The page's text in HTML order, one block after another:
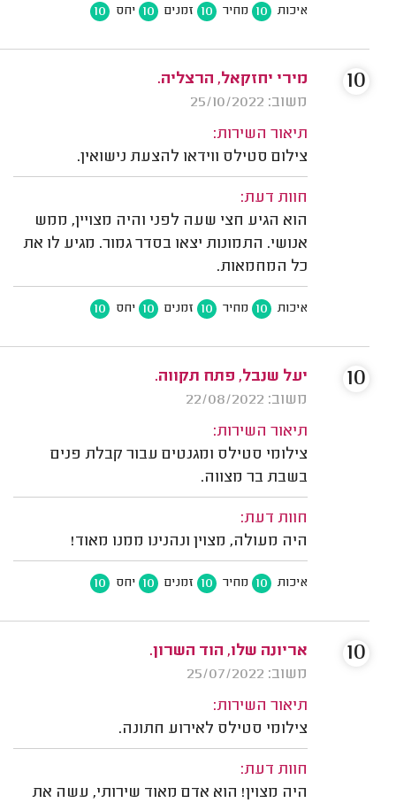
איכות 10 מחיר 10 זמנים 10 יחס 10
מירי יחזקאל, הרצליה.
משוב: 25/10/2022
תיאור השירות:
צילום סטילס ווידאו להצעת נישואין.
חוות דעת:
הוא הגיע חצי שעה לפני והיה מצויין, ממש
אנושי. התמונות יצאו בסדר גמור. מגיע לו את
כל המחמאות.
איכות 10 מחיר 10 זמנים 10 יחס 10
10
יעל שנבל, פתח תקווה.
משוב: 22/08/2022
תיאור השירות:
צילומי סטילס ומגנטים עבור קבלת פנים
בשבת בר מצווה.
חוות דעת:
היה מעולה, מצוין ונהנינו ממנו מאוד!
איכות 10 מחיר 10 זמנים 10 יחס 10
10
אריונה שלו, הוד השרון.
משוב: 25/07/2022
תיאור השירות:
צילומי סטילס לאירוע חתונה.
חוות דעת:
היה מצוין! הוא אדם מאוד שירותי, עשה את
10